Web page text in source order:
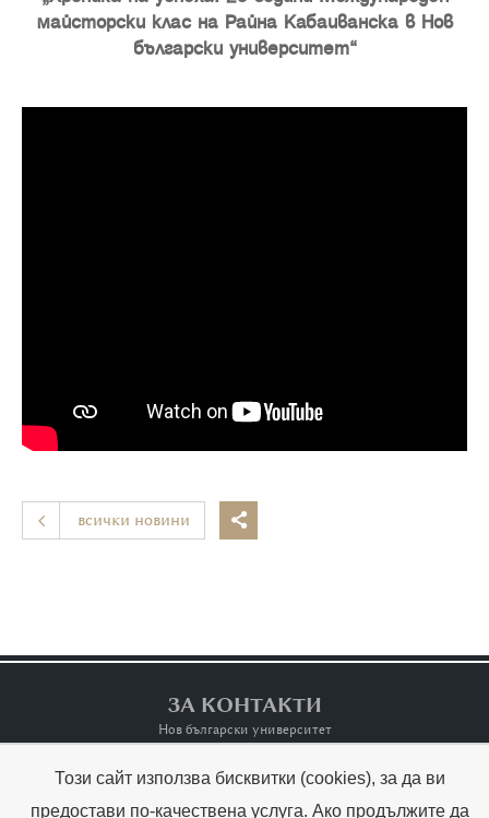
майсторски клас на Райна Кабаиванска в Нов
български университет“
всички новини 
ЗА КОНТАКТИ
Нов български университет
Контакти Terms of Use
Този сайт използва бисквитки (cookies), за да ви
предостави по-качествена услуга. Ако продължите да